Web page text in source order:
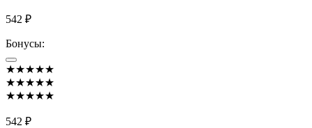
542 ₽
Бонусы:
★★★★★
★★★★★
★★★★★
542 ₽